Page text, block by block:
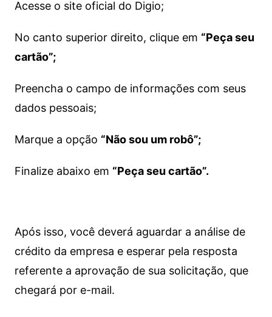
Acesse o site oficial do Digio;
No canto superior direito, clique em “Peça seu
cartão”;
Preencha o campo de informações com seus
dados pessoais;
Marque a opção “Não sou um robô”;
Finalize abaixo em “Peça seu cartão”.
Após isso, você deverá aguardar a análise de
crédito da empresa e esperar pela resposta
referente a aprovação de sua solicitação, que
chegará por e-mail.